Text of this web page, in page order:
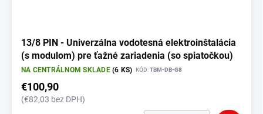
13/8 PIN - Univerzálna vodotesná elektroinštalácia
(s modulom) pre ťažné zariadenia (so spiatočkou)
NA CENTRÁLNOM SKLADE(6 KS) KÓD:TBM-DB-G8
€100,90
(€82,03 bez DPH)